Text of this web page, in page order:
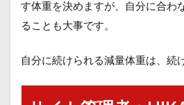
す体重を決めますが、自分に合わ
ることも大事です。
自分に続けられる減量体重は、続